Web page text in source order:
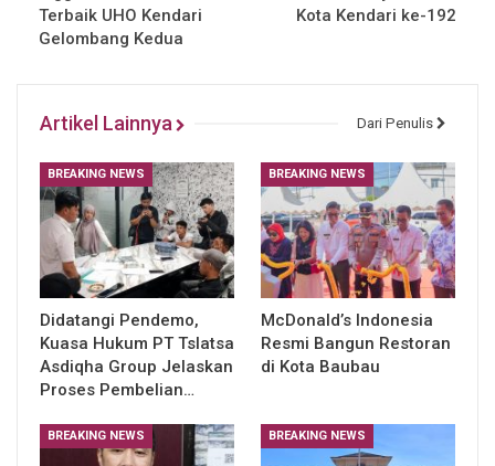
Terbaik UHO Kendari
Gelombang Kedua
Kota Kendari ke-192
Artikel Lainnya Dari Penulis
BREAKING NEWS
Didatangi Pendemo,
Kuasa Hukum PT Tslatsa
Asdiqha Group Jelaskan
Proses Pembelian…
BREAKING NEWS
McDonald’s Indonesia
Resmi Bangun Restoran
di Kota Baubau
BREAKING NEWS BREAKING NEWS